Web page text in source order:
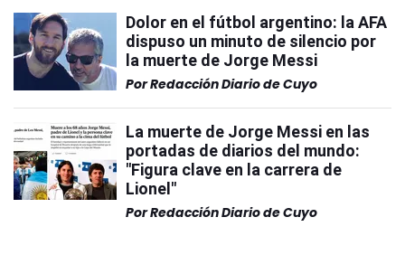
Dolor en el fútbol argentino: la AFA
dispuso un minuto de silencio por
la muerte de Jorge Messi
PorRedacción Diario de Cuyo
La muerte de Jorge Messi en las
portadas de diarios del mundo:
"Figura clave en la carrera de
Lionel"
PorRedacción Diario de Cuyo